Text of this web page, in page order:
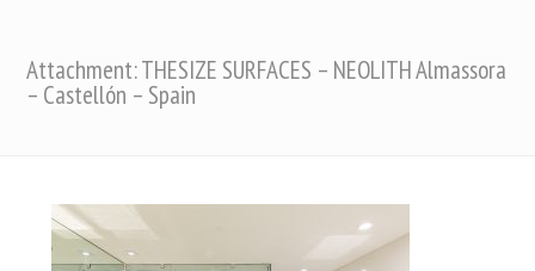
Attachment: THESIZE SURFACES – NEOLITH Almassora
– Castellón – Spain